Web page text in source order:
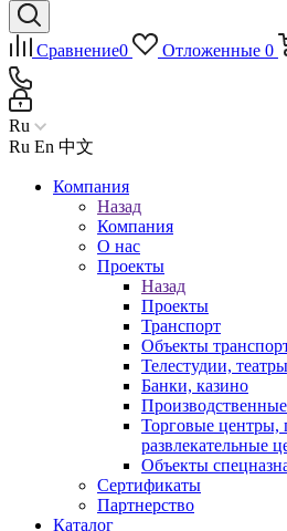
Сравнение0 Отложенные 0
Ru
Ru En 中文
Компания
Назад
Компания
О нас
Проекты
Назад
Проекты
Транспорт
Объекты
Телестудии,
Банки, казино
Торговые центры,
развлекательные
Объекты
Сертификаты
Партнерство
Каталог